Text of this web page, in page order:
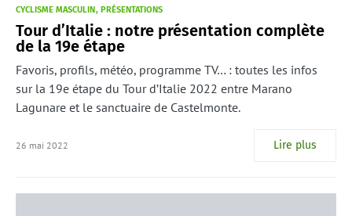
CYCLISME MASCULIN PRÉSENTATIONS
Tour d’Italie : notre présentation complète
de la 19e étape
Favoris, profils, météo, programme TV… : toutes les infos
sur la 19e étape du Tour d’Italie 2022 entre Marano
Lagunare et le sanctuaire de Castelmonte.
26 mai 2022 Lire plus